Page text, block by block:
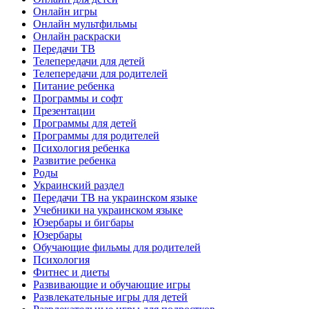
Онлайн игры
Онлайн мультфильмы
Онлайн раскраски
Передачи ТВ
Телепередачи для детей
Телепередачи для родителей
Питание ребенка
Программы и софт
Презентации
Программы для детей
Программы для родителей
Психология ребенка
Развитие ребенка
Роды
Украинский раздел
Передачи ТВ на украинском языке
Учебники на украинском языке
Юзербары и бигбары
Юзербары
Обучающие фильмы для родителей
Психология
Фитнес и диеты
Развивающие и обучающие игры
Развлекательные игры для детей